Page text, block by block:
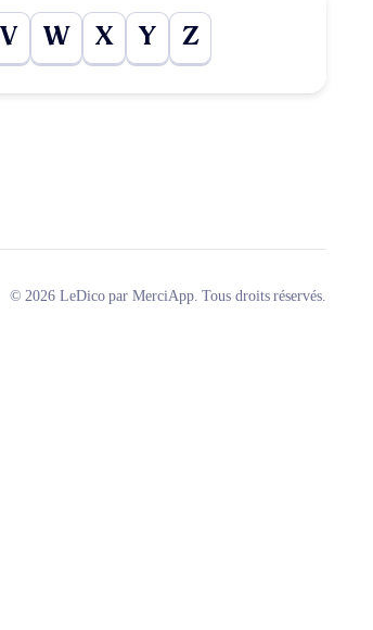
V W X Y Z
© 2026 LeDico par MerciApp. Tous droits réservés.